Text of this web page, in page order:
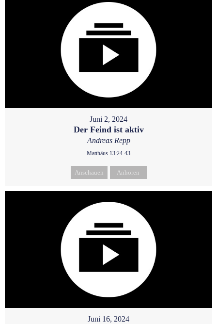
Juni 2, 2024
Der Feind ist aktiv
Andreas Repp
Matthäus 13:24-43
Anschauen Anhören
Juni 16, 2024